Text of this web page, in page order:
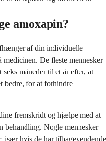
amoxapin?
af din individuelle
De fleste mennesker
måneder til et år efter, at
bedre, for at forhindre
fremskridt og hjælpe med at
behandling. Nogle mennesker
især hvis de har tilbagevendende